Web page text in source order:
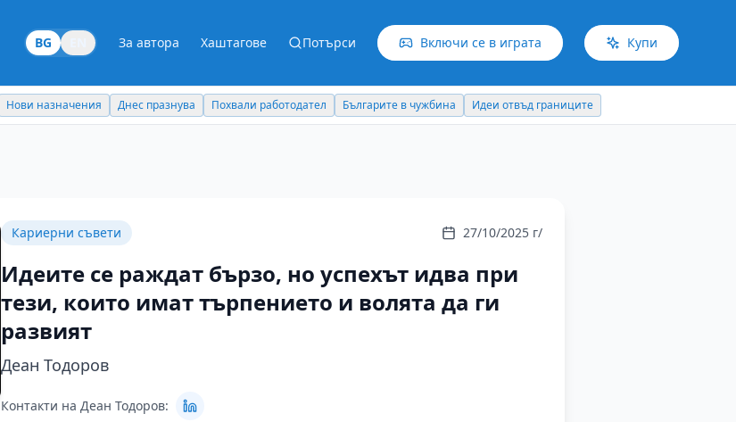
BG За автора Хаштагове Потърси Включи се в играта Купи
Нови назначения Днес празнува Похвали работодател Българите в чужбина Идеи отвъд границите
Кариерни съвети 27/10/2025 г/
Идеите се раждат бързо, но успехът идва при
тези, които имат търпението и волята да ги
развият
Деан Тодоров
Контакти на Деан Тодоров: